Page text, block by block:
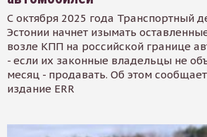
С октября 2025 года Транспортный
Эстонии начнет изымать
возле КПП на российской границе
- если их законные владельцы не
месяц - продавать. Об этом
издание ERR